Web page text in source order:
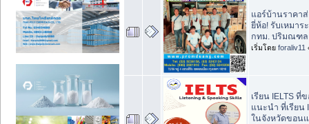
แอร์บ้านราคา
ยี่ห้อ! รับเหมาร
กทม. ปริมณฑล
เริ่มโดย foraliv11
เรียน IELTS ที่
แนะนำ ที่เรียน
ในจังหวัดขอน